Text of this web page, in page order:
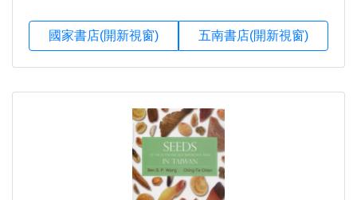
國家書店(開新視窗) 五南書店(開新視窗)